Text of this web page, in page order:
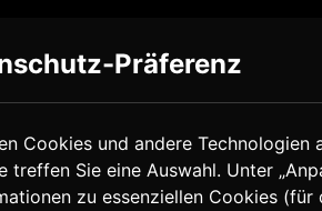
uns Präferenz
Cookies und andere Technologien
treffen Sie eine Auswahl. Unter
zu essenziellen Cookies (für